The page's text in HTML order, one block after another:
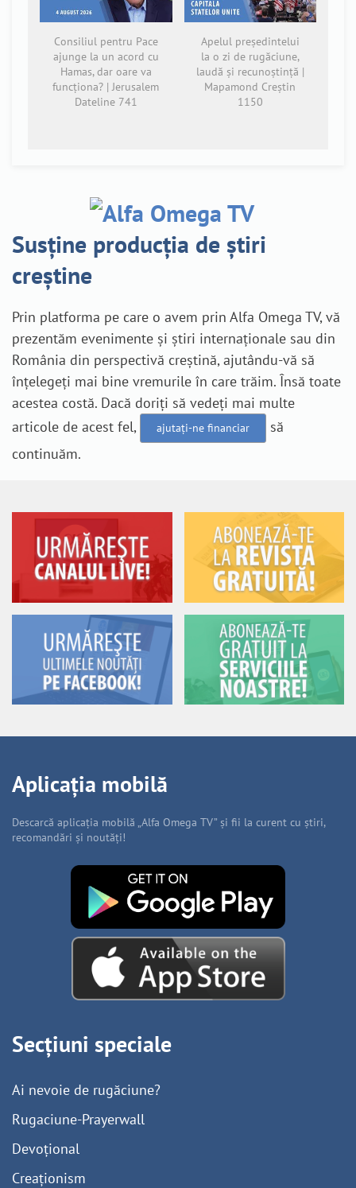
Consiliul pentru Pace
ajunge la un acord cu
Hamas, dar oare va
funcționa? | Jerusalem
Dateline 741
Apelul președintelui
la o zi de rugăciune,
laudă și recunoștință |
Mapamond Creștin
1150
Susține producția de știri
creștine
Prin platforma pe care o avem prin Alfa Omega TV, vă
prezentăm evenimente și știri internaționale sau din
România din perspectivă creștină, ajutându-vă să
înțelegeți mai bine vremurile în care trăim. Însă toate
acestea costă. Dacă doriți să vedeți mai multe
articole de acest fel,
ajutați-ne financiar
să
continuăm.
Aplicația mobilă
Descarcă aplicația mobilă „Alfa Omega TV” și fii la curent cu știri,
recomandări și noutăți!
Secțiuni speciale
Ai nevoie de rugăciune?
Rugaciune-Prayerwall
Devoțional
Creaționism